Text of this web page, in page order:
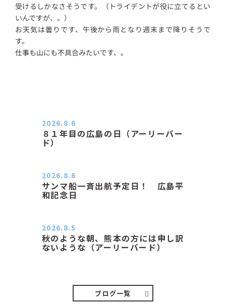
受けるしかなさそうです。（トライデントが役に立てるとい
いんですが、。）
お天気は曇りです、午後から雨となり週末まで降りそうで
す。
仕事も山にも不具合みたいです、。
８１年目の広島の日（アーリーバー
ド）
2026.8.6
サンマ船一斉出航予定日！ 広島平
和記念日
2026.8.6
秋のような朝、熊本の方には申し訳
ないような（アーリーバード）
2026.8.5
ブログ一覧